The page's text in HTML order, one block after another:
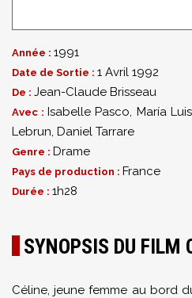
Année : 1991
Date de Sortie : 1 Avril 1992
De : Jean-Claude Brisseau
Avec : Isabelle Pasco, María
Lebrun, Daniel Tarrare
Genre : Drame
Pays de production : France
Durée : 1h28
SYNOPSIS DU FILM
Céline, jeune femme au bord